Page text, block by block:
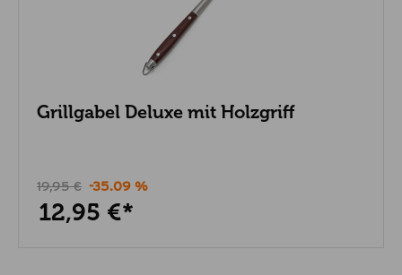
Grillgabel Deluxe mit Holzgriff
12,95 €*
19,95 € -35.09 %